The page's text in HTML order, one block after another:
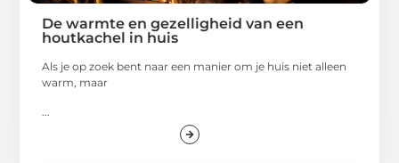
De warmte en gezelligheid van een
houtkachel in huis
Als je op zoek bent naar een manier om je huis niet alleen
warm, maar